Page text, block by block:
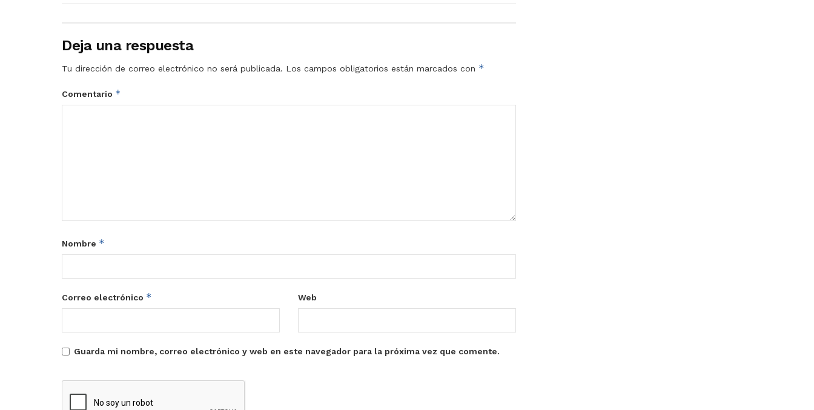
Deja una respuesta
Tu dirección de correo electrónico no será publicada. Los campos obligatorios están marcados con *
Comentario *
Nombre *
Correo electrónico * Web
Guarda mi nombre, correo electrónico y web en este navegador para la próxima vez que comente.